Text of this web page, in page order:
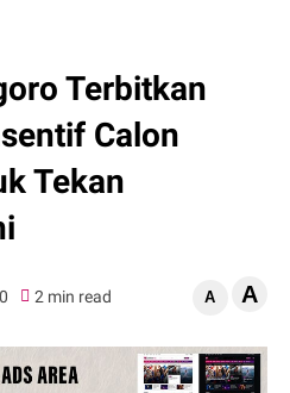
Terbitkan
Calon
Tekan
0 2 min read A A